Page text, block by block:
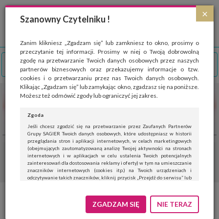
×
Szanowny Czytelniku !
Zanim klikniesz „Zgadzam się” lub zamkniesz to okno, prosimy o
przeczytanie tej informacji. Prosimy w niej o Twoją dobrowolną
zgodę na przetwarzanie Twoich danych osobowych przez naszych
partnerów biznesowych oraz przekazujemy informacje o tzw.
cookies i o przetwarzaniu przez nas Twoich danych osobowych.
Klikając „Zgadzam się” lub zamykając okno, zgadzasz się na poniższe.
Możesz też odmówić zgody lub ograniczyć jej zakres.
Zgoda
Jeśli chcesz zgodzić się na przetwarzanie przez Zaufanych Partnerów
Grupy SAGIER Twoich danych osobowych, które udostępniasz w historii
przeglądania stron i aplikacji internetowych, w celach marketingowych
(obejmujących zautomatyzowaną analizę Twojej aktywności na stronach
internetowych i w aplikacjach w celu ustalenia Twoich potencjalnych
zainteresowań dla dostosowania reklamy i oferty) w tym na umieszczanie
znaczników internetowych (cookies itp.) na Twoich urządzeniach i
odczytywanie takich znaczników, kliknij przycisk „Przejdź do serwisu” lub
Jeśli nie chcesz wyrazić zgody, kliknij „Nie teraz”.
Wyrażenie zgody jest dobrowolne. Możesz edytować zakres zgody, w tym
ZGADZAM SIĘ NIE TERAZ
Strona wykorzystuje pliki cookies, które służą głównie do celów statystycznych.
Wyrażając zgodę na używanie 'cookies', zezwalasz na zapisanie ich w pamięci
przeglądarki. Przejdź do
polityki cookies